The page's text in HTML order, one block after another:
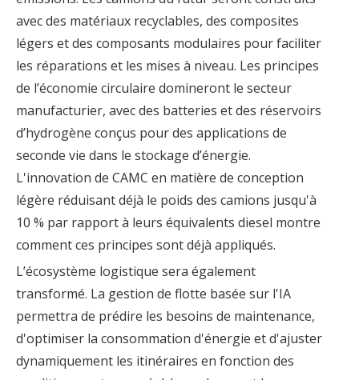
avec des matériaux recyclables, des composites
légers et des composants modulaires pour faciliter
les réparations et les mises à niveau. Les principes
de l’économie circulaire domineront le secteur
manufacturier, avec des batteries et des réservoirs
d’hydrogène conçus pour des applications de
seconde vie dans le stockage d’énergie.
L'innovation de CAMC en matière de conception
légère réduisant déjà le poids des camions jusqu'à
10 % par rapport à leurs équivalents diesel montre
comment ces principes sont déjà appliqués.
L’écosystème logistique sera également
transformé. La gestion de flotte basée sur l'IA
permettra de prédire les besoins de maintenance,
d'optimiser la consommation d'énergie et d'ajuster
dynamiquement les itinéraires en fonction des